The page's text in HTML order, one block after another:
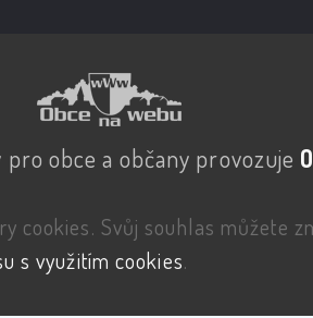
obce a občany provozuje
cookies. Svůj souhlas můžete
s využitím cookies.